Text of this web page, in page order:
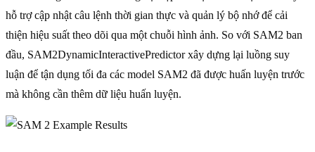
hỗ trợ cập nhật câu lệnh thời gian thực và quản lý bộ nhớ để cải
thiện hiệu suất theo dõi qua một chuỗi hình ảnh. So với SAM2 ban
đầu, SAM2DynamicInteractivePredictor xây dựng lại luồng suy
luận để tận dụng tối đa các model SAM2 đã được huấn luyện trước
mà không cần thêm dữ liệu huấn luyện.